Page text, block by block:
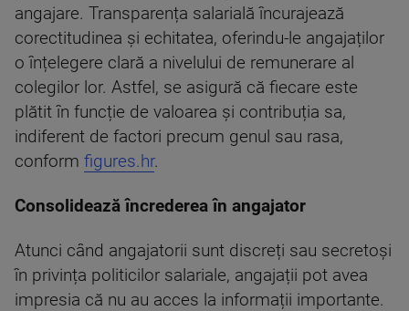
angajare. Transparența salarială încurajează
corectitudinea și echitatea, oferindu-le angajaților
o înțelegere clară a nivelului de remunerare al
colegilor lor. Astfel, se asigură că fiecare este
plătit în funcție de valoarea și contribuția sa,
indiferent de factori precum genul sau rasa,
conform figures.hr.
Consolidează încrederea în angajator
Atunci când angajatorii sunt discreți sau secretoși
în privința politicilor salariale, angajații pot avea
impresia că nu au acces la informații importante.